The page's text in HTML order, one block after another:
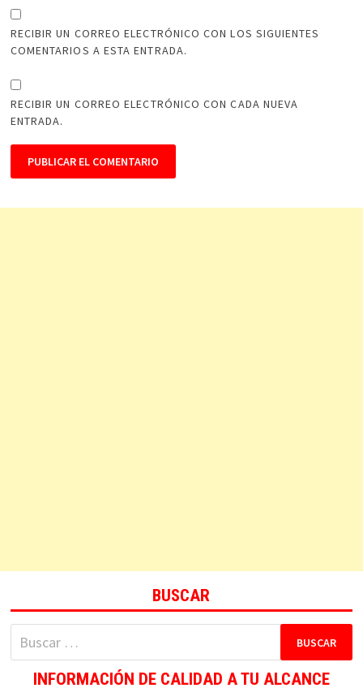
RECIBIR UN CORREO ELECTRÓNICO CON LOS SIGUIENTES
COMENTARIOS A ESTA ENTRADA.
RECIBIR UN CORREO ELECTRÓNICO CON CADA NUEVA
ENTRADA.
BUSCAR
Buscar:
INFORMACIÓN DE CALIDAD A TU ALCANCE